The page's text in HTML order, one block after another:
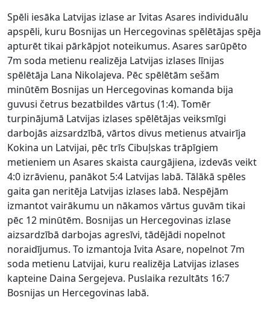
Spēli iesāka Latvijas izlase ar Ivitas Asares individuālu
apspēli, kuru Bosnijas un Hercegovinas spēlētājas spēja
apturēt tikai pārkāpjot noteikumus. Asares sarūpēto
7m soda metienu realizēja Latvijas izlases līnijas
spēlētāja Lana Nikolajeva. Pēc spēlētām sešām
minūtēm Bosnijas un Hercegovinas komanda bija
guvusi četrus bezatbildes vārtus (1:4). Tomēr
turpinājumā Latvijas izlases spēlētājas veiksmīgi
darbojās aizsardzībā, vārtos divus metienus atvairīja
Kokina un Latvijai, pēc trīs Cibuļskas trāpīgiem
metieniem un Asares skaista caurgājiena, izdevās veikt
4:0 izrāvienu, panākot 5:4 Latvijas labā. Tālākā spēles
gaita gan neritēja Latvijas izlases labā. Nespējām
izmantot vairākumu un nākamos vārtus guvām tikai
pēc 12 minūtēm. Bosnijas un Hercegovinas izlase
aizsardzībā darbojas agresīvi, tādējādi nopelnot
noraidījumus. To izmantoja Ivita Asare, nopelnot 7m
soda metienu Latvijai, kuru realizēja Latvijas izlases
kapteine Daina Sergejeva. Puslaika rezultāts 16:7
Bosnijas un Hercegovinas labā.